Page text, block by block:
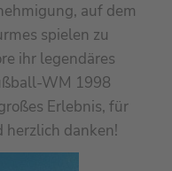
auf dem
spielen zu
ihr legendäres
WM 1998
Erlebnis, für
herzlich danken!